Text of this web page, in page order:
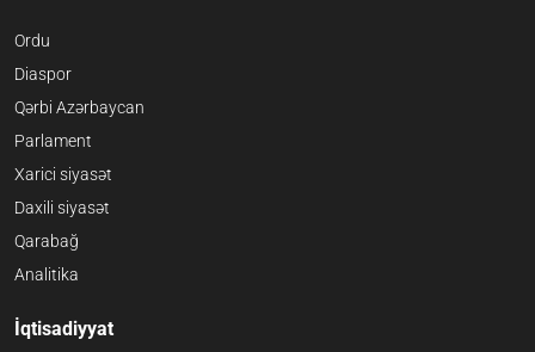
Ordu
Diaspor
Qərbi Azərbaycan
Parlament
Xarici siyasət
Daxili siyasət
Qarabağ
Analitika
İqtisadiyyat